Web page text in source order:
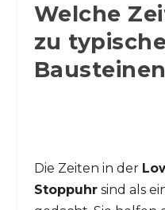
Welche
zu
Die Zeiten in der
Stoppuhrsind als